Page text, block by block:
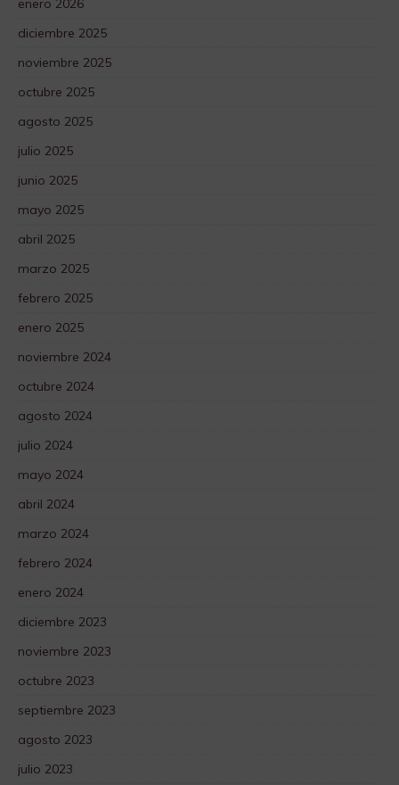
enero 2026
diciembre 2025
noviembre 2025
octubre 2025
agosto 2025
julio 2025
junio 2025
mayo 2025
abril 2025
marzo 2025
febrero 2025
enero 2025
noviembre 2024
octubre 2024
agosto 2024
julio 2024
mayo 2024
abril 2024
marzo 2024
febrero 2024
enero 2024
diciembre 2023
noviembre 2023
octubre 2023
septiembre 2023
agosto 2023
julio 2023